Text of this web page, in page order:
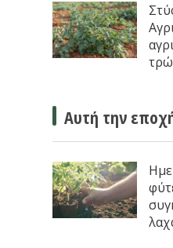
Αυτή την